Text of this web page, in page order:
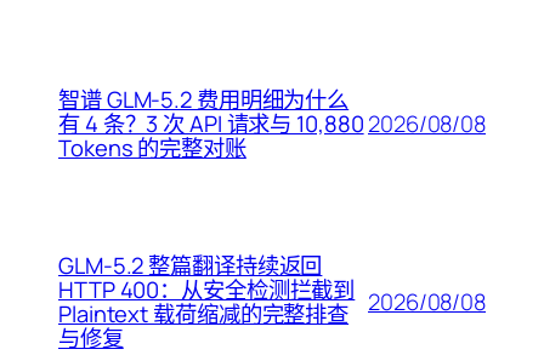
智谱 GLM-5.2 费用明细为什么
有 4 条？3 次 API 请求与 10,880
Tokens 的完整对账
2026/08/08
GLM-5.2 整篇翻译持续返回
HTTP 400：从安全检测拦截到
Plaintext 载荷缩减的完整排查
与修复
2026/08/08